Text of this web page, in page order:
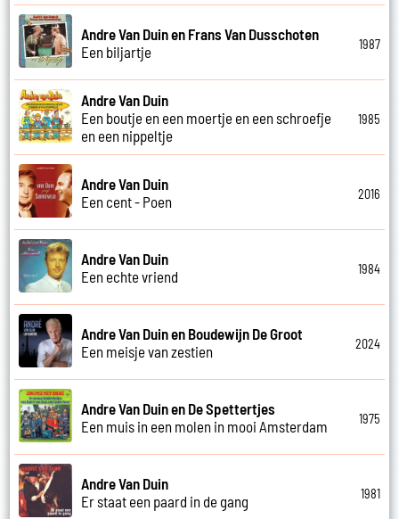
Andre Van Duin en Frans Van Dusschoten
Een biljartje
1987
Andre Van Duin
Een boutje en een moertje en een schroefje
en een nippeltje
1985
Andre Van Duin
Een cent - Poen
2016
Andre Van Duin
Een echte vriend
1984
Andre Van Duin en Boudewijn De Groot
Een meisje van zestien
2024
Andre Van Duin en De Spettertjes
Een muis in een molen in mooi Amsterdam
1975
Andre Van Duin
Er staat een paard in de gang
1981